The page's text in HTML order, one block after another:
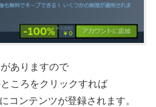
ありますので
ころをクリックすれば
コンテンツが登録されます。